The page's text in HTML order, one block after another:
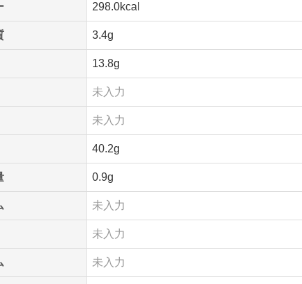
298.0kcal
3.4g
13.8g
未入力
未入力
40.2g
0.9g
未入力
未入力
未入力